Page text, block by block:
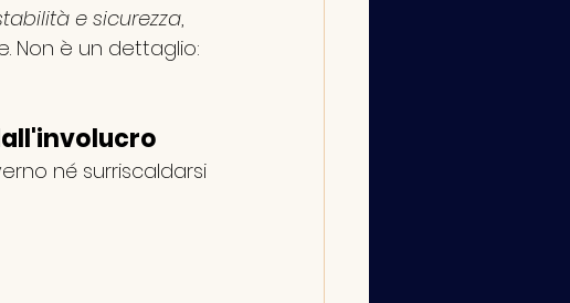
e sicurezza,
Non è un dettaglio:
né surriscaldarsi